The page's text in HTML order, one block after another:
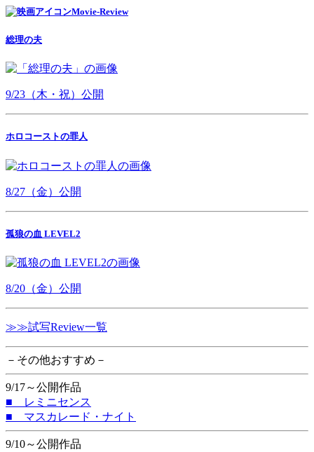
Movie-Review
総理の夫
9/23（木・祝）公開
ホロコーストの罪人
8/27（金）公開
孤狼の血 LEVEL2
8/20（金）公開
≫≫試写Review一覧
－その他おすすめ－
9/17～公開作品
■ レミニセンス
■ マスカレード・ナイト
9/10～公開作品